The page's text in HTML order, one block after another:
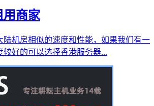
用商家
陆机房相似的速度和性能，如果我们有一
较好的可以选择香港服务器...